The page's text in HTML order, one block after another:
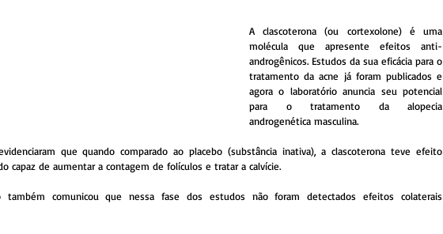
A clascoterona (ou cortexolone) é uma
molécula que apresente efeitos anti-
androgênicos. Estudos da sua eficácia para o
tratamento da acne já foram publicados e
agora o laboratório anuncia seu potencial
para o tratamento da alopecia
androgenética masculina.
que quando comparado ao placebo (substância inativa), a clascoterona teve efeito
capaz de aumentar a contagem de folículos e tratar a calvície.
também comunicou que nessa fase dos estudos não foram detectados efeitos colaterais